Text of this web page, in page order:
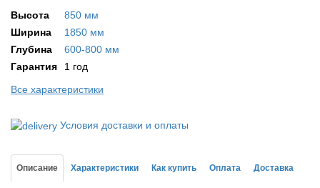
Высота
850 мм
Ширина
1850 мм
Глубина
600-800 мм
Гарантия
1 год
Все характеристики
Условия доставки и оплаты
Описание Характеристики Как купить Оплата Доставка